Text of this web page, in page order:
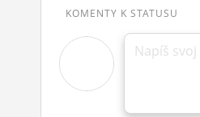
KOMENTY K STATUSU
Napíš